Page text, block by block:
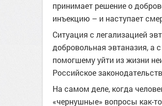
принимает решение о
инъекцию – и наступает
Ситуация с легализацией
добровольная эвтаназия, а
помогшему уйти из жизни
Российское
На самом деле, когда
«чернушные» вопросы как-